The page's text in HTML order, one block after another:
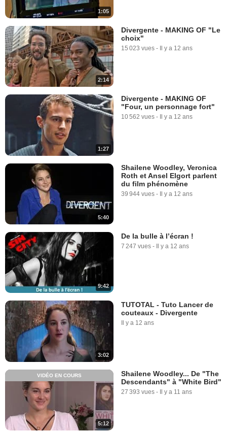
1:05
2:14
Divergente - MAKING OF "Le
choix"
15 023 vues - Il y a 12 ans
1:27
Divergente - MAKING OF
"Four, un personnage fort"
10 562 vues - Il y a 12 ans
5:40
Shailene Woodley, Veronica
Roth et Ansel Elgort parlent
du film phénomène
39 944 vues - Il y a 12 ans
9:42
De la bulle à l’écran !
7 247 vues - Il y a 12 ans
3:02
TUTOTAL - Tuto Lancer de
couteaux - Divergente
Il y a 12 ans
5:12
VIDÉO EN COURS
Shailene Woodley... De "The
Descendants" à "White Bird"
27 393 vues - Il y a 11 ans